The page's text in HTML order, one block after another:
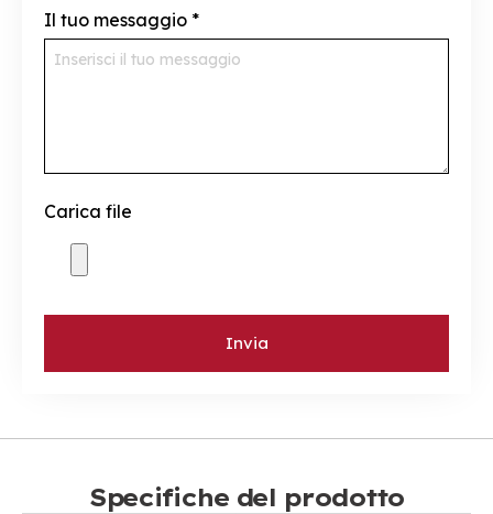
Il tuo messaggio *
Carica file
Invia
Specifiche del prodotto